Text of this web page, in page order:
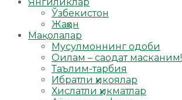
Ўзбекистон
Жаҳон
Мақолалар
Мусулмоннинг одоби
Оилам – саодат масканим!
Таълим-тарбия
Ибратли ҳикоялар
Хислатли ҳикматлар